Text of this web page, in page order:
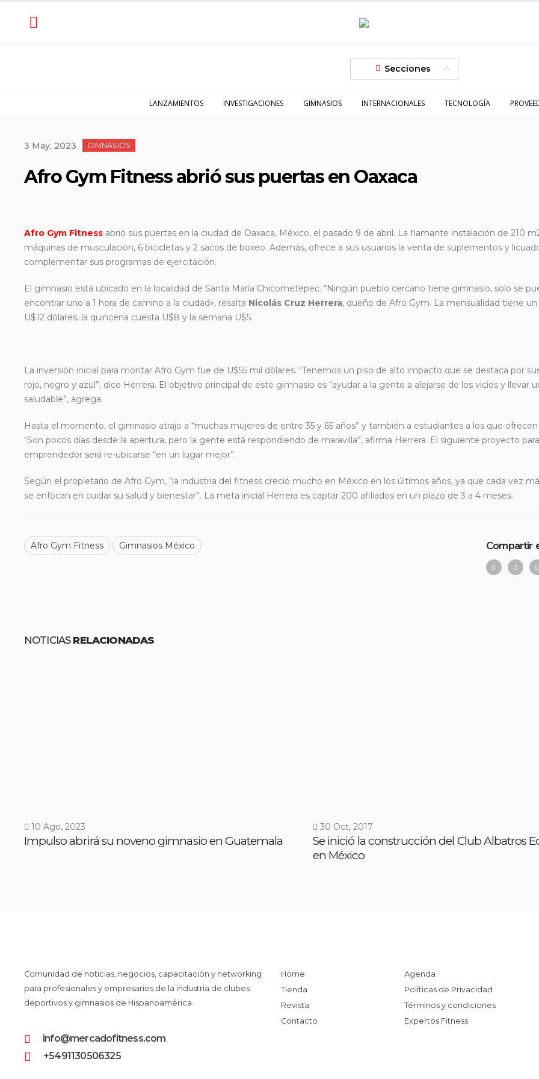
Secciones
LANZAMIENTOS INVESTIGACIONES GIMNASIOS INTERNACIONALES TECNOLOGÍA
3 May, 2023 GIMNASIOS
Afro Gym Fitness abrió sus puertas en Oaxaca
Afro Gym Fitness abrió sus puertas en la ciudad de Oaxaca, México, el pasado 9 de abril. La flamante instalación de 210
máquinas de musculación, 6 bicicletas y 2 sacos de boxeo. Además, ofrece a sus usuarios la venta de suplementos y
complementar sus programas de ejercitación.
El gimnasio está ubicado en la localidad de Santa María Chicometepec. “Ningún pueblo cercano tiene gimnasio, solo se
encontrar uno a 1 hora de camino a la ciudad», resalta Nicolás Cruz Herrera, dueño de Afro Gym. La mensualidad tiene
U$12 dólares, la quincena cuesta U$8 y la semana U$5.
La inversión inicial para montar Afro Gym fue de U$55 mil dólares. “Tenemos un piso de alto impacto que se destaca por
rojo, negro y azul”, dice Herrera. El objetivo principal de este gimnasio es “ayudar a la gente a alejarse de los vicios y llevar
saludable”, agrega.
Hasta el momento, el gimnasio atrajo a “muchas mujeres de entre 35 y 65 años” y también a estudiantes a los que
“Son pocos días desde la apertura, pero la gente está respondiendo de maravilla”, afirma Herrera. El siguiente proyecto
emprendedor será re-ubicarse “en un lugar mejor”.
Según el propietario de Afro Gym, “la industria del fitness creció mucho en México en los últimos años, ya que cada vez
se enfocan en cuidar su salud y bienestar”. La meta inicial Herrera es captar 200 afiliados en un plazo de 3 a 4 meses.
Afro Gym Fitness Gimnasios México Compartir
NOTICIAS RELACIONADAS
10 Ago, 2023
Impulso abrirá su noveno gimnasio en Guatemala
30 Oct, 2017
Se inició la construcción del Club Albatros
en México
Comunidad de noticias, negocios, capacitación y networking
para profesionales y empresarios de la industria de clubes
deportivos y gimnasios de Hispanoamérica.
info@mercadofitness.com
+5491130506325
Home
Tienda
Revista
Contacto
Agenda
Políticas de Privacidad
Términos y condiciones
Expertos Fitness